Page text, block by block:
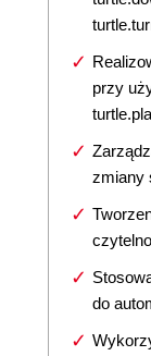
przy
zmiany
do